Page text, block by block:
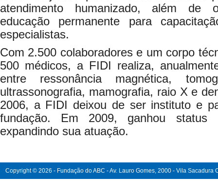
atendimento humanizado, além de
educação permanente para
especialistas.
Com 2.500 colaboradores e um corpo
500 médicos, a FIDI realiza,
entre ressonância magnética,
ultrassonografia, mamografia, raio X e
2006, a FIDI deixou de ser instituto e
fundação. Em 2009, ganhou status
expandindo sua atuação.
Copyright © 2026 - Fundação do ABC - Av. Lauro Gomes, 2000 - Vila